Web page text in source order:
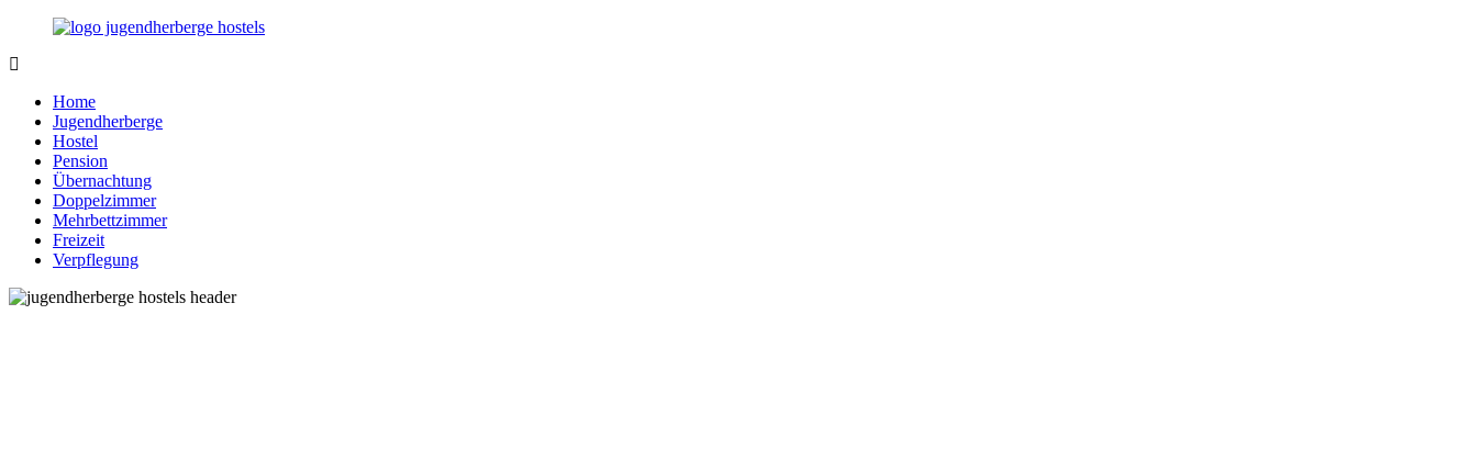
Zurück
Inhalt
Hostels.de
junge
jung
gebliebene
Menschen
Home
Jugendherberge
Hostel
Pension
Übernachtung
Doppelzimmer
Mehrbettzimmer
Freizeit
Verpflegung